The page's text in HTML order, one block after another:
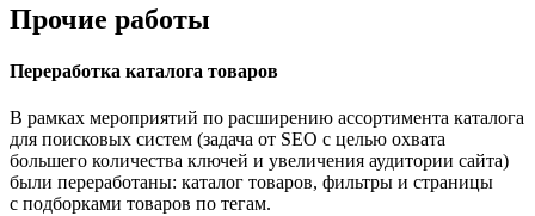
Прочие работы
Переработка каталога товаров
В рамках мероприятий по расширению ассортимента каталога
для поисковых систем (задача от SEO с целью охвата
большего количества ключей и увеличения аудитории сайта)
были переработаны: каталог товаров, фильтры и страницы
с подборками товаров по тегам.